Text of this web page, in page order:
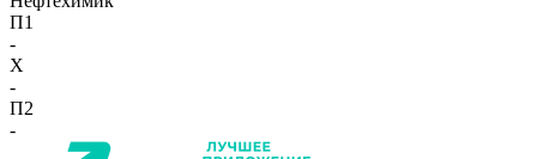
П1
-
X
-
П2
-